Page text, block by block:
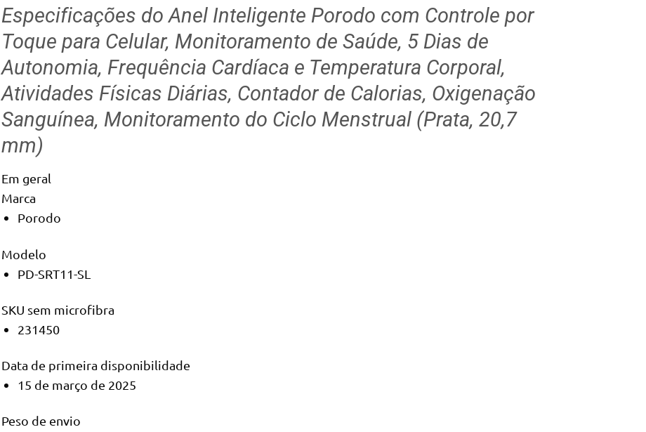
Especificações do Anel Inteligente Porodo com Controle por
Toque para Celular, Monitoramento de Saúde, 5 Dias de
Autonomia, Frequência Cardíaca e Temperatura Corporal,
Atividades Físicas Diárias, Contador de Calorias, Oxigenação
Sanguínea, Monitoramento do Ciclo Menstrual (Prata, 20,7
mm)
Em geral
Marca
Porodo
Modelo
PD-SRT11-SL
SKU sem microfibra
231450
Data de primeira disponibilidade
15 de março de 2025
Peso de envio